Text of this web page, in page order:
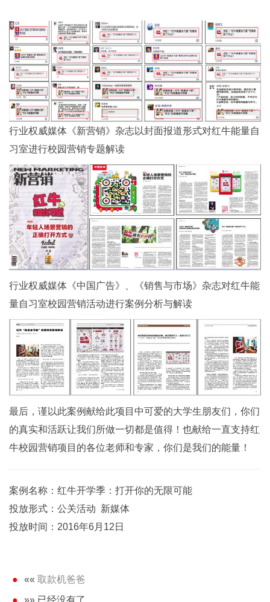
行业权威媒体《新营销》杂志以封面报道形式对红牛能量自
习室进行校园营销专题解读
行业权威媒体《中国广告》、《销售与市场》杂志对红牛能
量自习室校园营销活动进行案例分析与解读
最后，谨以此案例献给此项目中可爱的大学生朋友们，你们
的真实和活跃让我们所做一切都是值得！也献给一直支持红
牛校园营销项目的各位老师和专家，你们是我们的能量！
案例名称：红牛开学季：打开你的无限可能
投放形式：公关活动 新媒体
投放时间：2016年6月12日
«« 取款机爸爸
»» 已经没有了